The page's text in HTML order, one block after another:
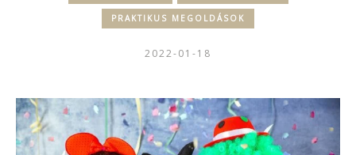
PRAKTIKUS MEGOLDÁSOK
2022-01-18